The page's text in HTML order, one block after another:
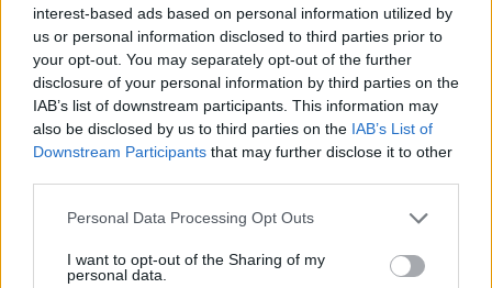
interest-based ads based on personal information utilized by
us or personal information disclosed to third parties prior to
your opt-out. You may separately opt-out of the further
disclosure of your personal information by third parties on the
IAB’s list of downstream participants. This information may
also be disclosed by us to third parties on the IAB’s List of
Downstream Participants that may further disclose it to other
Personal Data Processing Opt Outs
I want to opt-out of the Sharing of my
personal data.